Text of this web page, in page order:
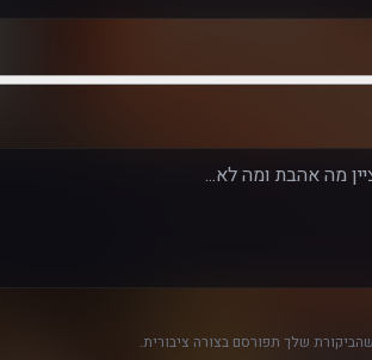
שלך תפורסם בצורה ציבורית.